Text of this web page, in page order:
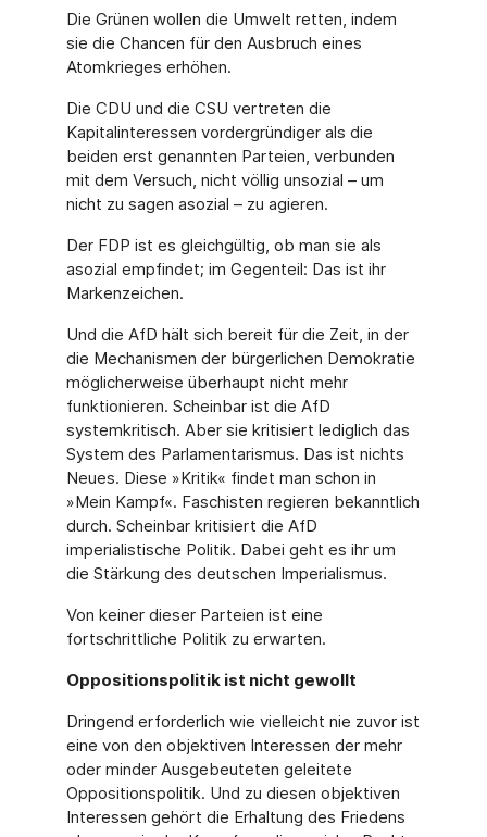
Die Grünen wollen die Umwelt retten, indem
sie die Chancen für den Ausbruch eines
Atomkrieges erhöhen.
Die CDU und die CSU vertreten die
Kapitalinteressen vordergründiger als die
beiden erst genannten Parteien, verbunden
mit dem Versuch, nicht völlig unsozial – um
nicht zu sagen asozial – zu agieren.
Der FDP ist es gleichgültig, ob man sie als
asozial empfindet; im Gegenteil: Das ist ihr
Markenzeichen.
Und die AfD hält sich bereit für die Zeit, in der
die Mechanismen der bürgerlichen Demokratie
möglicherweise überhaupt nicht mehr
funktionieren. Scheinbar ist die AfD
systemkritisch. Aber sie kritisiert lediglich das
System des Parlamentarismus. Das ist nichts
Neues. Diese »Kritik« findet man schon in
»Mein Kampf«. Faschisten regieren bekanntlich
durch. Scheinbar kritisiert die AfD
imperialistische Politik. Dabei geht es ihr um
die Stärkung des deutschen Imperialismus.
Von keiner dieser Parteien ist eine
fortschrittliche Politik zu erwarten.
Oppositionspolitik ist nicht gewollt
Dringend erforderlich wie vielleicht nie zuvor ist
eine von den objektiven Interessen der mehr
oder minder Ausgebeuteten geleitete
Oppositionspolitik. Und zu diesen objektiven
Interessen gehört die Erhaltung des Friedens